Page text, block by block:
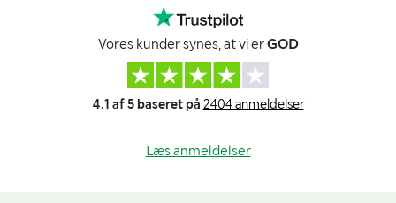
Vores kunder synes, at vi erGOD
4.1 af 5 baseret på 2404 anmeldelser
Læs anmeldelser